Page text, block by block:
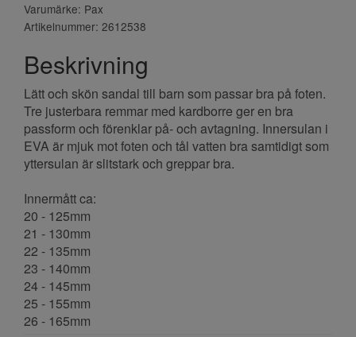
Varumärke: Pax
Artikelnummer: 2612538
Beskrivning
Lätt och skön sandal till barn som passar bra på foten.
Tre justerbara remmar med kardborre ger en bra
passform och förenklar på- och avtagning. Innersulan i
EVA är mjuk mot foten och tål vatten bra samtidigt som
yttersulan är slitstark och greppar bra.
Innermått ca:
20 - 125mm
21 - 130mm
22 - 135mm
23 - 140mm
24 - 145mm
25 - 155mm
26 - 165mm